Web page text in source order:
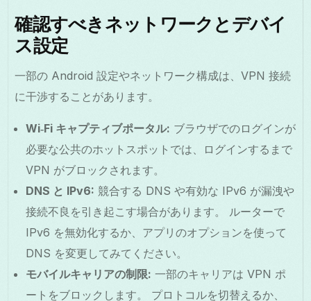
確認すべきネットワークとデバイ
ス設定
一部の Android 設定やネットワーク構成は、VPN 接続
に干渉することがあります。
Wi‑Fi キャプティブポータル: ブラウザでのログインが
必要な公共のホットスポットでは、ログインするまで
VPN がブロックされます。
DNS と IPv6: 競合する DNS や有効な IPv6 が漏洩や
接続不良を引き起こす場合があります。 ルーターで
IPv6 を無効化するか、アプリのオプションを使って
DNS を変更してみてください。
モバイルキャリアの制限: 一部のキャリアは VPN ポ
ートをブロックします。 プロトコルを切替えるか、